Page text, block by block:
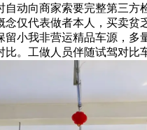
自动向商家索要完整第三
仅代表做者本人，买卖
留小我非营运精品车源，
。工做人员伴随试驾对